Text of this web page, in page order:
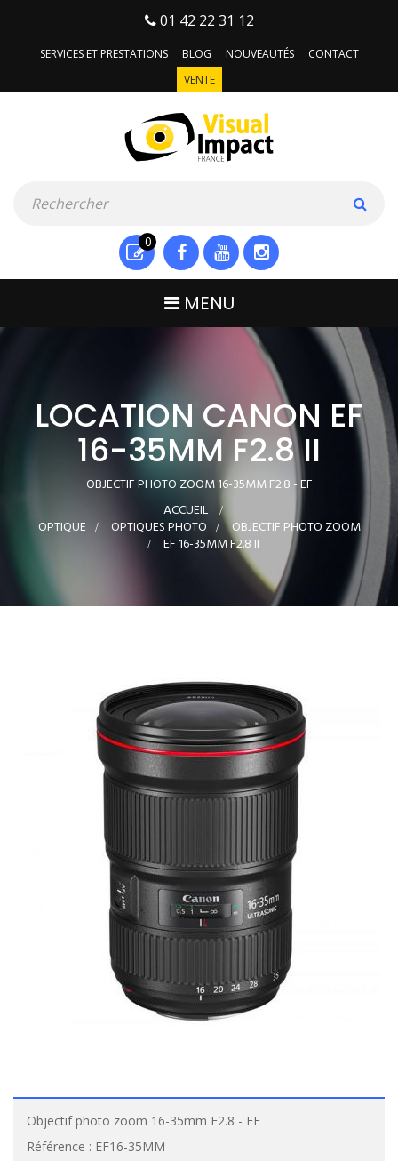
01 42 22 31 12
SERVICES ET PRESTATIONS BLOG NOUVEAUTÉS
CONTACT
VENTE
0
MENU
LOCATION CANON EF
16-35MM F2.8 II
OBJECTIF PHOTO ZOOM 16-35MM F2.8 - EF
ACCUEIL >
OPTIQUE > OPTIQUES PHOTO > OBJECTIF PHOTO ZOOM
>
EF 16-35MM F2.8 II
Objectif photo zoom 16-35mm F2.8 - EF
Référence : EF16-35MM